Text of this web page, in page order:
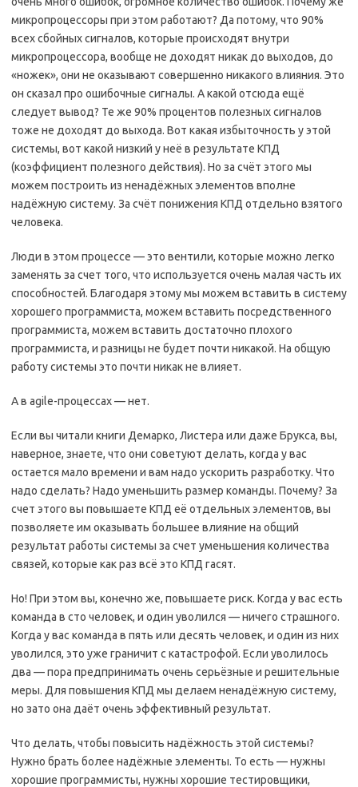
микропроцессоры при этом работают? Да потому, что 90%
всех сбойных сигналов, которые происходят внутри
микропроцессора, вообще не доходят никак до выходов, до
«ножек», они не оказывают совершенно никакого влияния. Это
он сказал про ошибочные сигналы. А какой отсюда ещё
следует вывод? Те же 90% процентов полезных сигналов
тоже не доходят до выхода. Вот какая избыточность у этой
системы, вот какой низкий у неё в результате КПД
(коэффициент полезного действия). Но за счёт этого мы
можем построить из ненадёжных элементов вполне
надёжную систему. За счёт понижения КПД отдельно взятого
человека.
Люди в этом процессе — это вентили, которые можно легко
заменять за счет того, что используется очень малая часть их
способностей. Благодаря этому мы можем вставить в систему
хорошего программиста, можем вставить посредственного
программиста, можем вставить достаточно плохого
программиста, и разницы не будет почти никакой. На общую
работу системы это почти никак не влияет.
А в agile-процессах — нет.
Если вы читали книги Демарко, Листера или даже Брукса, вы,
наверное, знаете, что они советуют делать, когда у вас
остается мало времени и вам надо ускорить разработку. Что
надо сделать? Надо уменьшить размер команды. Почему? За
счет этого вы повышаете КПД её отдельных элементов, вы
позволяете им оказывать большее влияние на общий
результат работы системы за счет уменьшения количества
связей, которые как раз всё это КПД гасят.
Но! При этом вы, конечно же, повышаете риск. Когда у вас есть
команда в сто человек, и один уволился — ничего страшного.
Когда у вас команда в пять или десять человек, и один из них
уволился, это уже граничит с катастрофой. Если уволилось
два — пора предпринимать очень серьёзные и решительные
меры. Для повышения КПД мы делаем ненадёжную систему,
но зато она даёт очень эффективный результат.
Что делать, чтобы повысить надёжность этой системы?
Нужно брать более надёжные элементы. То есть — нужны
хорошие программисты, нужны хорошие тестировщики,